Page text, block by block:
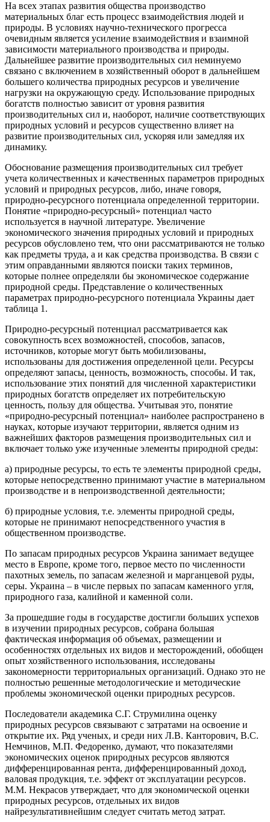
На всех этапах развития общества производство
материальных благ есть процесс взаимодействия людей и
природы. В условиях научно-технического прогресса
очевидным является усиление взаимодействия и взаимной
зависимости материального производства и природы.
Дальнейшее развитие производительных сил неминуемо
связано с включением в хозяйственный оборот в дальнейшем
большего количества природных ресурсов и увеличение
нагрузки на окружающую среду. Использование природных
богатств полностью зависит от уровня развития
производительных сил и, наоборот, наличие соответствующих
природных условий и ресурсов существенно влияет на
развитие производительных сил, ускоряя или замедляя их
динамику.
Обоснование размещения производительных сил требует
учета количественных и качественных параметров природных
условий и природных ресурсов, либо, иначе говоря,
природно-ресурсного потенциала определенной территории.
Понятие «природно-ресурсный» потенциал часто
используется в научной литературе. Увеличение
экономического значения природных условий и природных
ресурсов обусловлено тем, что они рассматриваются не только
как предметы труда, а и как средства производства. В связи с
этим оправданными являются поиски таких терминов,
которые полнее определяли бы экономическое содержание
природной среды. Представление о количественных
параметрах природно-ресурсного потенциала Украины дает
таблица 1.
Природно-ресурсный потенциал рассматривается как
совокупность всех возможностей, способов, запасов,
источников, которые могут быть мобилизованы,
использованы для достижения определенной цели. Ресурсы
определяют запасы, ценность, возможность, способы. И так,
использование этих понятий для численной характеристики
природных богатств определяет их потребительскую
ценность, пользу для общества. Учитывая это, понятие
«природно-ресурсный потенциал» наиболее распространено в
науках, которые изучают территории, является одним из
важнейших факторов размещения производительных сил и
включает только уже изученные элементы природной среды:
а) природные ресурсы, то есть те элементы природной среды,
которые непосредственно принимают участие в материальном
производстве и в непроизводственной деятельности;
б) природные условия, т.е. элементы природной среды,
которые не принимают непосредственного участия в
общественном производстве.
По запасам природных ресурсов Украина занимает ведущее
место в Европе, кроме того, первое место по численности
пахотных земель, по запасам железной и марганцевой руды,
серы. Украина – в числе первых по запасам каменного угля,
природного газа, калийной и каменной соли.
За прошедшие годы в государстве достигли больших успехов
в изучении природных ресурсов, собрана большая
фактическая информация об объемах, размещении и
особенностях отдельных их видов и месторождений, обобщен
опыт хозяйственного использования, исследованы
закономерности территориальных организаций. Однако это не
полностью решенные методологические и методические
проблемы экономической оценки природных ресурсов.
Последователи академика С.Г. Струмилина оценку
природных ресурсов связывают с затратами на освоение и
открытие их. Ряд ученых, и среди них Л.В. Канторович, В.С.
Немчинов, М.П. Федоренко, думают, что показателями
экономических оценок природных ресурсов являются
дифференцированная рента, дифференцированный доход,
валовая продукция, т.е. эффект от эксплуатации ресурсов.
М.М. Некрасов утверждает, что для экономической оценки
природных ресурсов, отдельных их видов
найрезультативнейшим следует считать метод затрат.